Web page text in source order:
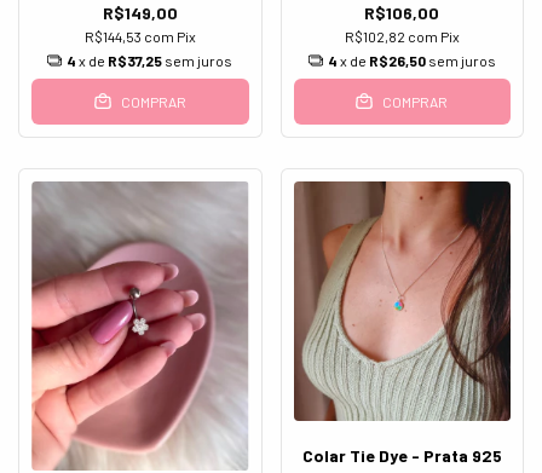
R$149,00
R$144,53 com Pix
4 x de R$37,25 sem juros
COMPRAR
R$106,00
R$102,82 com Pix
4 x de R$26,50 sem juros
COMPRAR
Colar Tie Dye - Prata 925